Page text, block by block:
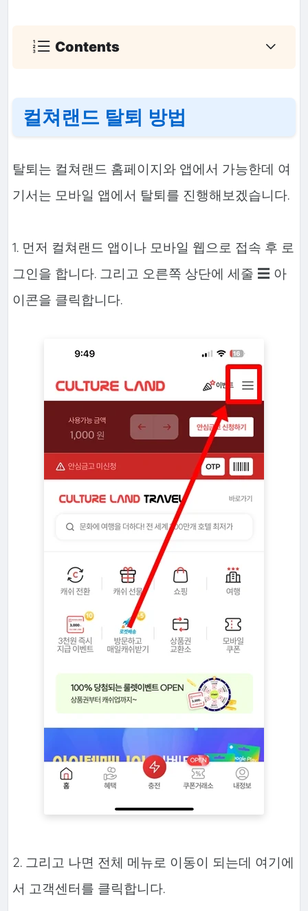
Contents
컬쳐랜드 탈퇴 방법
탈퇴는 컬쳐랜드 홈페이지와 앱에서 가능한데 여
기서는 모바일 앱에서 탈퇴를 진행해보겠습니다.
1. 먼저 컬쳐랜드 앱이나 모바일 웹으로 접속 후 로
그인을 합니다. 그리고 오른쪽 상단에 세줄 ☰ 아
이콘을 클릭합니다.
2. 그리고 나면 전체 메뉴로 이동이 되는데 여기에
서 고객센터를 클릭합니다.